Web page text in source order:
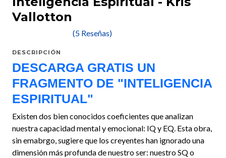
Vallotton
(5 Reseñas)
DESCRIPCIÓN
DESCARGA GRATIS UN
FRAGMENTO DE "INTELIGENCIA
ESPIRITUAL"
Existen dos bien conocidos coeficientes que analizan
nuestra capacidad mental y emocional: IQ y EQ. Esta obra,
sin emabrgo, sugiere que los creyentes han ignorado una
dimensión más profunda de nuestro ser: nuestro SQ o